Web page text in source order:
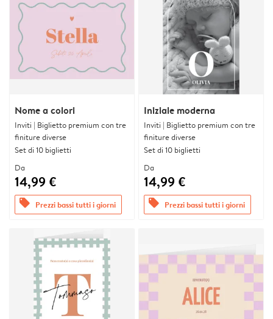
Nome a colori
Inviti | Biglietto premium con tre
finiture diverse
Set di 10 biglietti
Da
14,99 €
offers Prezzi bassi tutti i giorni
Iniziale moderna
Inviti | Biglietto premium con tre
finiture diverse
Set di 10 biglietti
Da
14,99 €
offers Prezzi bassi tutti i giorni